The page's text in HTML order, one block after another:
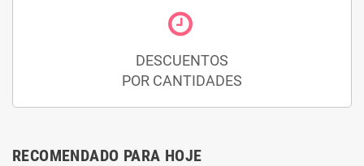
DESCUENTOS
POR CANTIDADES
RECOMENDADO PARA HOJE